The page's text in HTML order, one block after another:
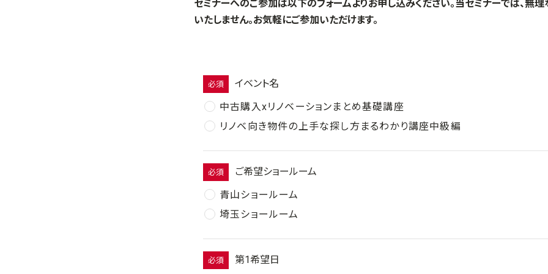
セミナーへのご参加は以下のフォームよりお申し込みください。当セミナーでは、無
いたしません。お気軽にご参加いただけます。
必須
イベント名
中古購入xリノベーションまとめ基礎講座
リノベ向き物件の上手な探し方まるわかり講座中級編
必須
ご希望ショールーム
青山ショールーム
埼玉ショールーム
必須 第1希望日